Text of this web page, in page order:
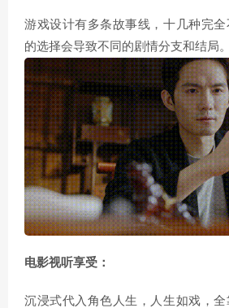
游戏设计有多条故事线，十几种完
的选择会导致不同的剧情分支和结局。
电影视听享受：
沉浸式代入角色人生，人生如戏，